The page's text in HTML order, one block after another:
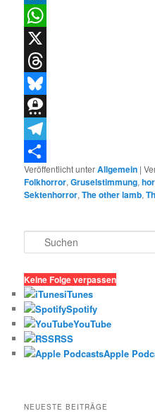
LinkedIn
WhatsApp
X
Threads
Bluesky
Threema
Telegram
Teilen
Veröffentlicht unterAllgemein |
Folkhorror,Gruselstimmung,
Sektenhorror,The other lamb,
u
h
e
n
Keine Folge verpassen
iTunes
Spotify
YouTube
RSS
Apple
NEUESTE BEITRÄGE